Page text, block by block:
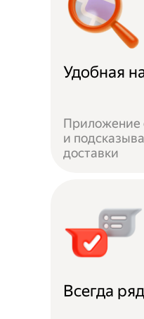
Удобная
Приложение
и
доставки
Всегда